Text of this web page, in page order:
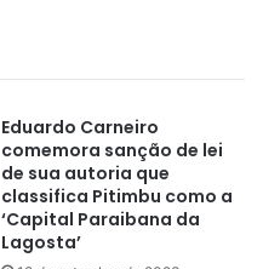
Eduardo Carneiro
comemora sanção de lei
de sua autoria que
classifica Pitimbu como a
‘Capital Paraibana da
Lagosta’